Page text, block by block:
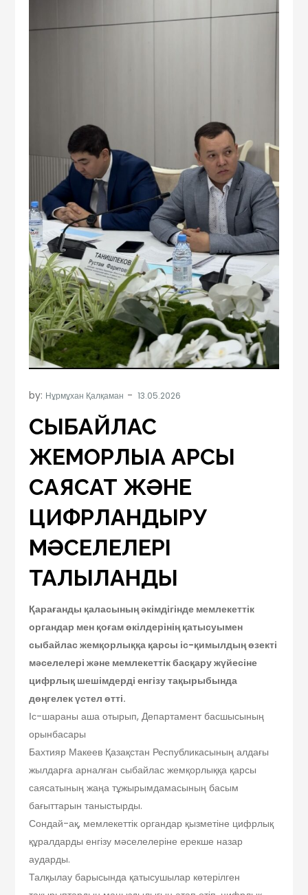
by: Нұрмұхан Қалқаман
СЫБАЙЛАС
ЖЕМҚОРЛЫҚҚА ҚАРСЫ
САЯСАТ ЖӘНЕ
ЦИФРЛАНДЫРУ
МӘСЕЛЕЛЕРІ
ТАЛҚЫЛАНДЫ
Қарағанды қаласының әкімдігінде мемлекеттік
органдар мен қоғам өкілдерінің қатысуымен
сыбайлас жемқорлыққа қарсы іс-қимылдың өзекті
мәселелері және мемлекеттік басқару жүйесіне
цифрлық шешімдерді енгізу тақырыбында
дөңгелек үстел өтті.
Іс-шараны аша отырып, Департамент басшысының
орынбасары
Бахтияр Макеев Қазақстан Республикасының алдағы
жылдарға арналған сыбайлас жемқорлыққа қарсы
саясатының жаңа тұжырымдамасының басым
бағыттарын таныстырды.
Сондай-ақ, мемлекеттік органдар қызметіне цифрлық
құралдарды енгізу мәселелеріне ерекше назар
аударды.
Талқылау барысында қатысушылар көтерілген